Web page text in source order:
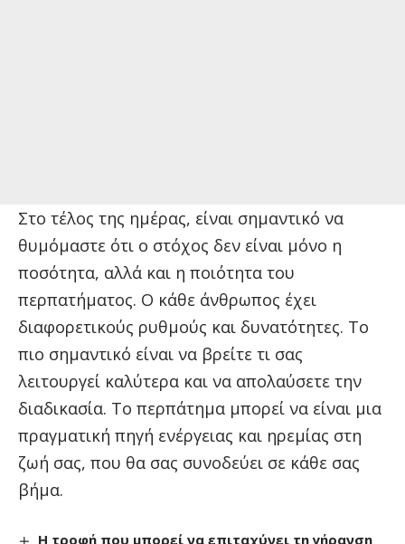
Στο τέλος της ημέρας, είναι σημαντικό να
θυμόμαστε ότι ο στόχος δεν είναι μόνο η
ποσότητα, αλλά και η ποιότητα του
περπατήματος. Ο κάθε άνθρωπος έχει
διαφορετικούς ρυθμούς και δυνατότητες. Το
πιο σημαντικό είναι να βρείτε τι σας
λειτουργεί καλύτερα και να απολαύσετε την
διαδικασία. Το περπάτημα μπορεί να είναι μια
πραγματική πηγή ενέργειας και ηρεμίας στη
ζωή σας, που θα σας συνοδεύει σε κάθε σας
βήμα.
Η τροφή που μπορεί να επιταχύνει τη γήρανση